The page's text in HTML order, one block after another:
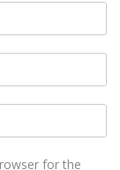
for the